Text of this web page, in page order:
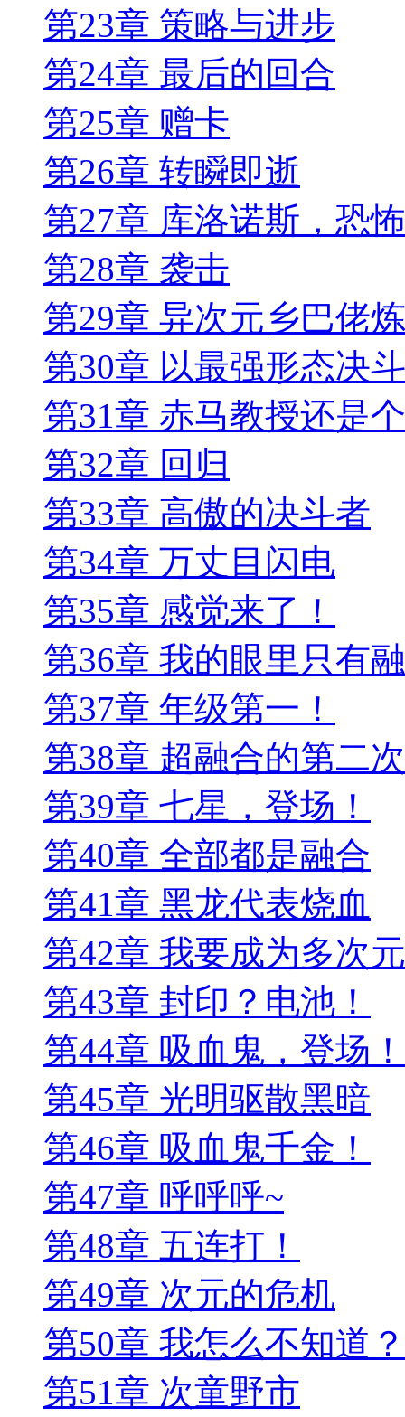
第23章 策略与进步
第24章 最后的回合
第25章 赠卡
第26章 转瞬即逝
第27章 库洛诺斯，恐
第28章 袭击
第29章 异次元乡巴佬
第30章 以最强形态决斗
第31章 赤马教授还是
第32章 回归
第33章 高傲的决斗者
第34章 万丈目闪电
第35章 感觉来了！
第36章 我的眼里只有
第37章 年级第一！
第38章 超融合的第二
第39章 七星，登场！
第40章 全部都是融合
第41章 黑龙代表烧血
第42章 我要成为多次
第43章 封印？电池！
第44章 吸血鬼，登场！
第45章 光明驱散黑暗
第46章 吸血鬼千金！
第47章 呼呼呼~
第48章 五连打！
第49章 次元的危机
第50章 我怎么不知道？
第51章 次童野市